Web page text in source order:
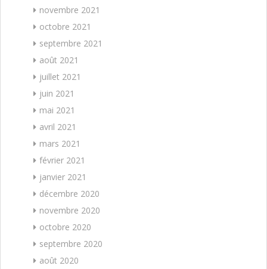
novembre 2021
octobre 2021
septembre 2021
août 2021
juillet 2021
juin 2021
mai 2021
avril 2021
mars 2021
février 2021
janvier 2021
décembre 2020
novembre 2020
octobre 2020
septembre 2020
août 2020